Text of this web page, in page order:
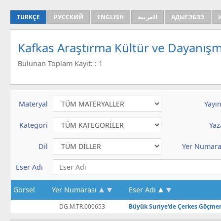
TÜRKÇE РУССКИЙ ENGLISH العربية АДЫГЭБЗЭ
Kafkas Araştırma Kültür ve
Bulunan Toplam Kayıt: : 1
Materyal
Kategori
Dil Yer
Eser Adı
Görsel Yer Numarası Eser Adı
DG.M.TR.000653 Büyük Suriye'de Çerkes